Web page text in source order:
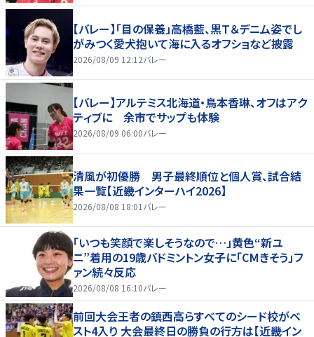
【バレー】「目の保養」高橋藍、黒Ｔ＆デニム姿でし
がみつく愛犬抱いて海に入るオフショなど披露
2026/08/09 12:12バレー
【バレー】アルテミス北海道・鳥本香琳、オフはアク
ティブに 余市でサップも体験
2026/08/09 06:00バレー
清風が初優勝 男子最終順位と個人賞、試合結
果一覧【近畿インターハイ2026】
2026/08/08 18:01 バレー
「いつも笑顔で楽しそうなので…」黄色“新ユ
ニ”着用の19歳バドミントン女子に「CMきそう」フ
ァン続々反応
2026/08/08 16:10バレー
前回大会王者の鎮西高らすべてのシード校がベ
スト4入り 大会最終日の勝負の行方は【近畿イン